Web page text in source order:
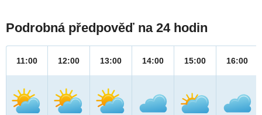
Podrobná předpověď na 24 hodin
11:00 12:00 13:00 14:00 15:00 16:00